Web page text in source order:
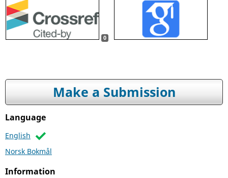
0
Make a Submission
Language
English
Norsk Bokmål
Information